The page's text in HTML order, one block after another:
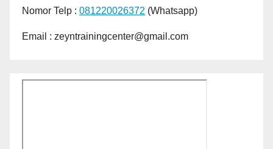
Nomor Telp : 081220026372 (Whatsapp)
Email : zeyntrainingcenter@gmail.com